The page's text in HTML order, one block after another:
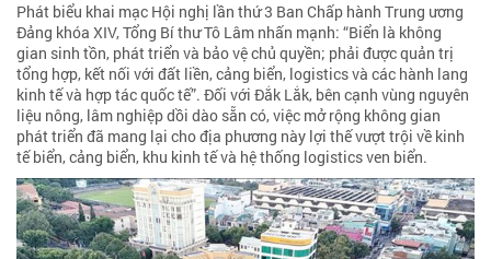
Phát biểu khai mạc Hội nghị lần thứ 3 Ban Chấp hành Trung ương
Đảng khóa XIV, Tổng Bí thư Tô Lâm nhấn mạnh: “Biển là không
gian sinh tồn, phát triển và bảo vệ chủ quyền; phải được quản trị
tổng hợp, kết nối với đất liền, cảng biển, logistics và các hành lang
kinh tế và hợp tác quốc tế”. Đối với Đắk Lắk, bên cạnh vùng nguyên
liệu nông, lâm nghiệp dồi dào sẵn có, việc mở rộng không gian
phát triển đã mang lại cho địa phương này lợi thế vượt trội về kinh
tế biển, cảng biển, khu kinh tế và hệ thống logistics ven biển.